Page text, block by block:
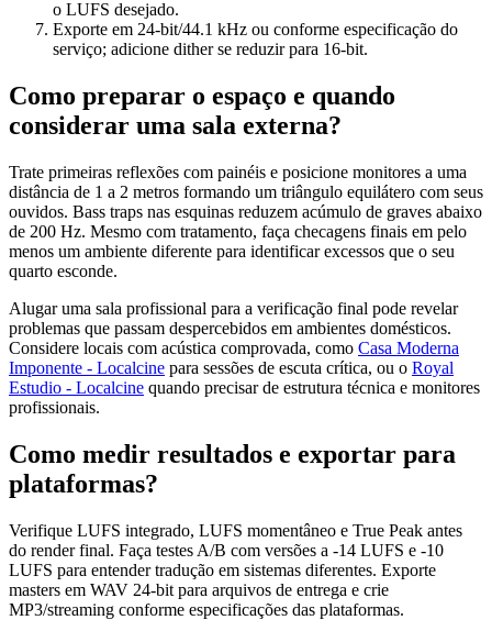
o LUFS desejado.
Exporte em 24-bit/44.1 kHz ou conforme especificação do
serviço; adicione dither se reduzir para 16-bit.
Como preparar o espaço e quando
considerar uma sala externa?
Trate primeiras reflexões com painéis e posicione monitores a uma
distância de 1 a 2 metros formando um triângulo equilátero com seus
ouvidos. Bass traps nas esquinas reduzem acúmulo de graves abaixo
de 200 Hz. Mesmo com tratamento, faça checagens finais em pelo
menos um ambiente diferente para identificar excessos que o seu
quarto esconde.
Alugar uma sala profissional para a verificação final pode revelar
problemas que passam despercebidos em ambientes domésticos.
Considere locais com acústica comprovada, como Casa Moderna
Imponente - Localcine para sessões de escuta crítica, ou o Royal
Estudio - Localcine quando precisar de estrutura técnica e monitores
profissionais.
Como medir resultados e exportar para
plataformas?
Verifique LUFS integrado, LUFS momentâneo e True Peak antes
do render final. Faça testes A/B com versões a -14 LUFS e -10
LUFS para entender tradução em sistemas diferentes. Exporte
masters em WAV 24-bit para arquivos de entrega e crie
MP3/streaming conforme especificações das plataformas.